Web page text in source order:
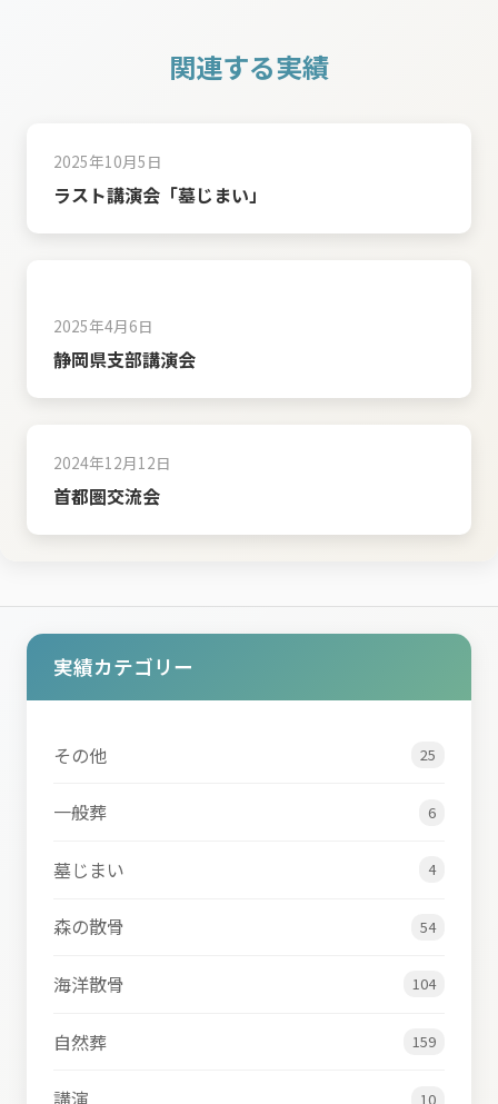
関連する実績
2025年10月5日
ラスト講演会「墓じまい」
2025年4月6日
静岡県支部講演会
2024年12月12日
首都圏交流会
実績カテゴリー
その他 25
一般葬 6
墓じまい 4
森の散骨 54
海洋散骨 104
自然葬 159
講演 10